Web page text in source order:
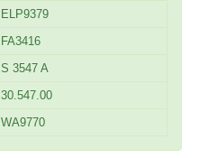
ELP9379
FA3416
S 3547 A
30.547.00
WA9770